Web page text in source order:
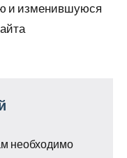
и изменившуюся
необходимо